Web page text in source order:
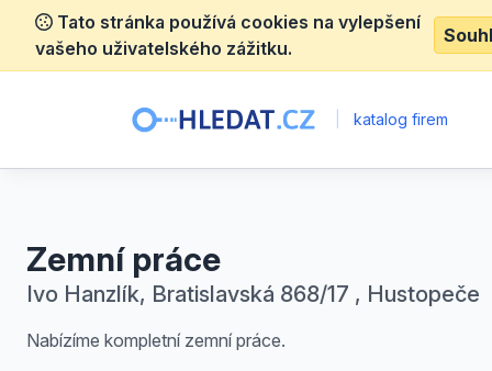
Tato stránka používá cookies na vylepšení
vašeho uživatelského zážitku.
katalog firem
Zemní práce
Ivo Hanzlík, Bratislavská 868/17 , Hustopeče
Nabízíme kompletní zemní práce.